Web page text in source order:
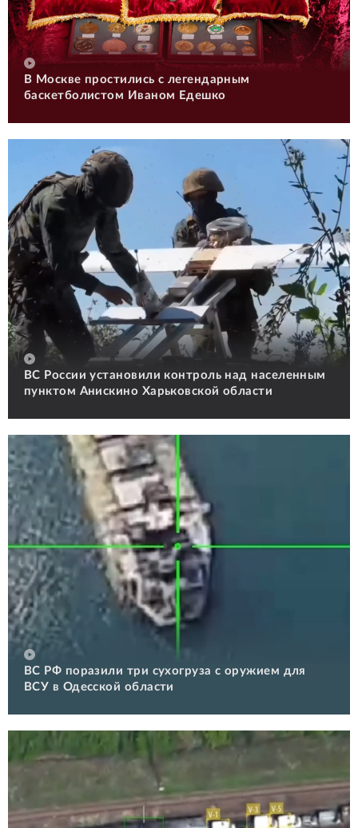
В Москве простились с легендарным
баскетболистом Иваном Едешко
ВС России установили контроль над населенным
пунктом Анискино Харьковской области
ВС РФ поразили три сухогруза с оружием для
ВСУ в Одесской области